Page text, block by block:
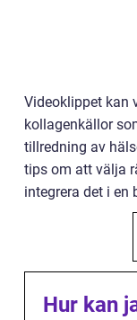
Videoklippet kan
kollagenkällor
tillredning av
tips om att välja
integrera det i en
Hur kan